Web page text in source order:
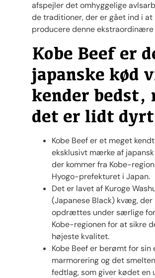
afspejler det omhyggelige
de traditioner, der er gået ind i at
producere denne ekstraordinære
Kobe Beef er
japanske kød
kender bedst,
det er lidt dyrt
Kobe Beef er et meget
eksklusivt mærke af
der kommer fra Kobe-
Hyogo-prefekturet i Japan.
Det er lavet af Kuroge
(Japanese Black) kvæg, der
opdrættes under særlige
Kobe-regionen for at sikre
højeste kvalitet.
Kobe Beef er berømt for sin
marmorering og det
fedtlag, som giver kødet en